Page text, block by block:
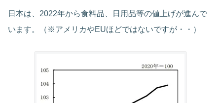
日本は、2022年から食料品、日用品等の値上げが進んで
います。（※アメリカやEUほどではないですが・・）